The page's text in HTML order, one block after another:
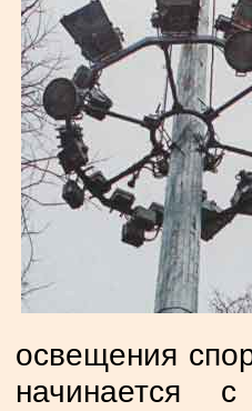
освещения
начинается